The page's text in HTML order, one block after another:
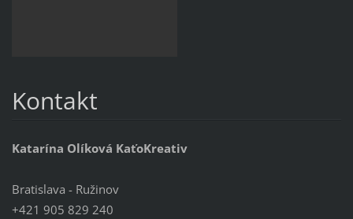
Kontakt
Katarína Olíková KaťoKreativ
Bratislava - Ružinov
+421 905 829 240